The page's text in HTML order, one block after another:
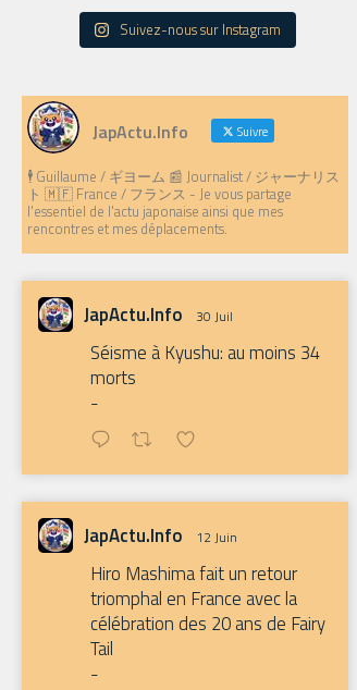
Suivez-nous sur Instagram
JapActu.Info Suivre
🕴️ Guillaume / ギヨーム 📰 Journalist / ジャーナリス
ト 🇲🇫 France / フランス - Je vous partage
l'essentiel de l'actu japonaise ainsi que mes
rencontres et mes déplacements.
JapActu.Info 30 Juil
Séisme à Kyushu: au moins 34
morts
-
JapActu.Info 12 Juin
Hiro Mashima fait un retour
triomphal en France avec la
célébration des 20 ans de Fairy
Tail
-